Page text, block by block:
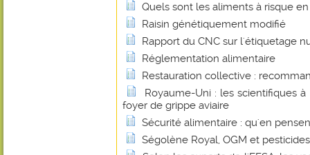
Quels sont les aliments à risque
Raisin génétiquement modifié
Rapport du CNC sur l'étiquetage
Réglementation alimentaire
Restauration collective :
Royaume-Uni : les scientifiques
foyer de grippe aviaire
Sécurité alimentaire : qu'en
Ségolène Royal, OGM et